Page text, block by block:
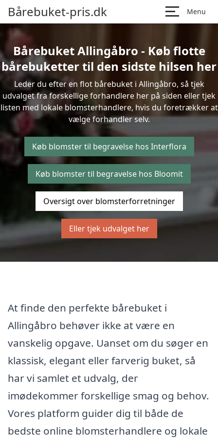
Bårebuket-pris.dk Menu
Bårebuket Allingåbro - Køb flotte
bårebuketter til den sidste hilsen her
Leder du efter en flot bårebuket i Allingåbro, så tjek
udvalget fra forskellige forhandlere her på siden eller tjek
listen med lokale blomsterhandlere, hvis du foretrækker at
vælge forhandler selv.
Køb blomster til begravelse hos Interflora
Køb blomster til begravelse hos Bloomit
Oversigt over blomsterforretninger
Eller tjek udvalget her
At finde den perfekte bårebuket i
Allingåbro behøver ikke at være en
vanskelig opgave. Uanset om du søger en
klassisk, elegant eller farverig buket, så
har vi samlet et udvalg, der
imødekommer forskellige smag og behov.
Vores platform guider dig til både de
bedste online blomsterhandlere og lokale